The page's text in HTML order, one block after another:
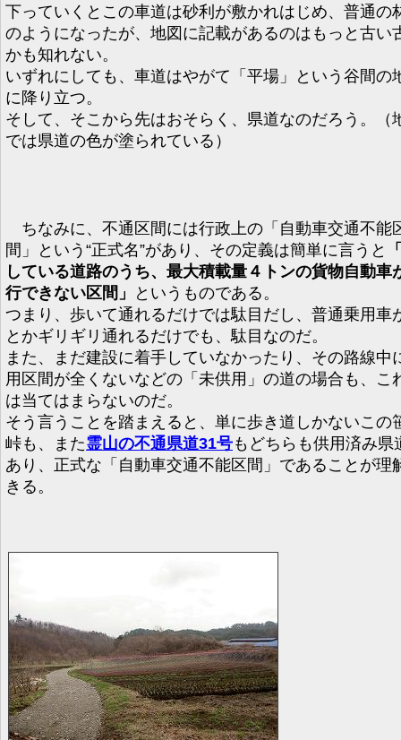
下っていくとこの車道は砂利が敷かれはじめ、普通の
のようになったが、地図に記載があるのはもっと古い
かも知れない。
いずれにしても、車道はやがて「平場」という谷間の
に降り立つ。
そして、そこから先はおそらく、県道なのだろう。（
では県道の色が塗られている）
ちなみに、不通区間には行政上の「自動車交通不能
間」という“正式名”があり、その定義は簡単に言うと
している道路のうち、最大積載量４トンの貨物自動車
行できない区間」
というものである。
つまり、歩いて通れるだけでは駄目だし、普通乗用車
とかギリギリ通れるだけでも、駄目なのだ。
また、まだ建設に着手していなかったり、その路線中
用区間が全くないなどの「未供用」の道の場合も、こ
は当てはまらないのだ。
そう言うことを踏まえると、単に歩き道しかないこの
峠も、また霊山の不通県道31号もどちらも供用済み県
あり、正式な「自動車交通不能区間」であることが理
きる。